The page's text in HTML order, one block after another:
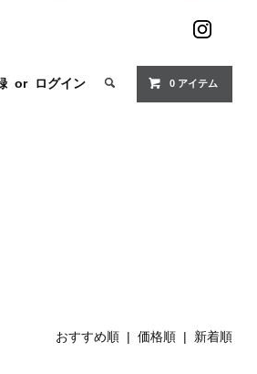
or ログイン 0 アイテム
おすすめ順 |価格順 | 新着順